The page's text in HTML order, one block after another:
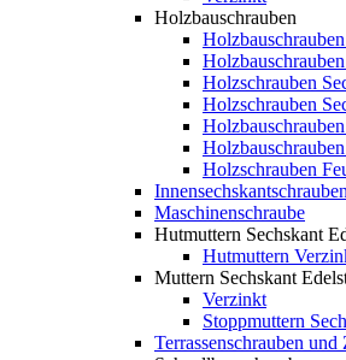
Holzbauschrauben
Holzschrauben
Holzschrauben
Holzschrauben
Innensechskantschrauben
Maschinenschraube
Hutmuttern Sechskant
Hutmuttern
Muttern Sechskant
Verzinkt
Stoppmuttern
Terrassenschrauben und